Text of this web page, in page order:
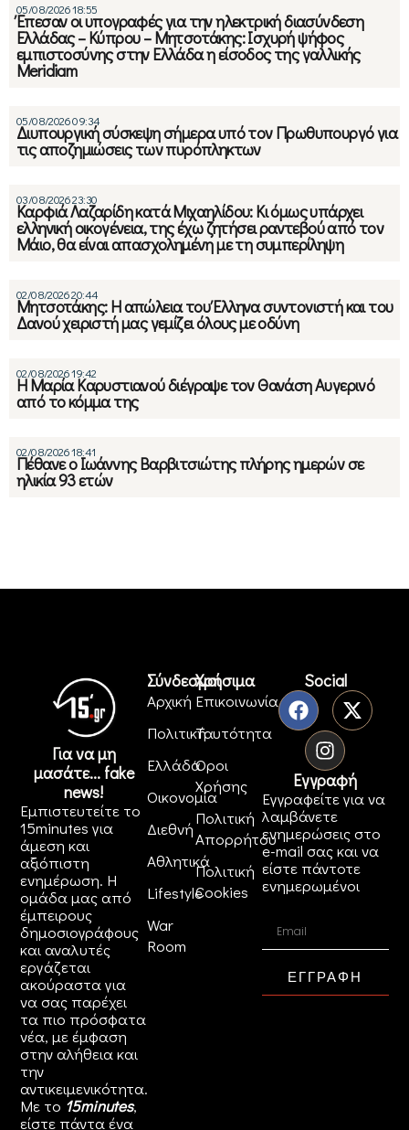
05/08/2026 18:55
Έπεσαν οι υπογραφές για την ηλεκτρική διασύνδεση
Ελλάδας – Κύπρου – Μητσοτάκης: Ισχυρή ψήφος
εμπιστοσύνης στην Ελλάδα η είσοδος της γαλλικής
Meridiam
05/08/2026 09:34
Διυπουργική σύσκεψη σήμερα υπό τον Πρωθυπουργό για
τις αποζημιώσεις των πυρόπληκτων
03/08/2026 23:30
Καρφιά Λαζαρίδη κατά Μιχαηλίδου: Κι όμως υπάρχει
ελληνική οικογένεια, της έχω ζητήσει ραντεβού από τον
Μάιο, θα είναι απασχολημένη με τη συμπερίληψη
02/08/2026 20:44
Μητσοτάκης: Η απώλεια του Έλληνα συντονιστή και του
Δανού χειριστή μας γεμίζει όλους με οδύνη
02/08/2026 19:42
Η Μαρία Καρυστιανού διέγραψε τον Θανάση Αυγερινό
από το κόμμα της
02/08/2026 18:41
Πέθανε ο Ιωάννης Βαρβιτσιώτης πλήρης ημερών σε
ηλικία 93 ετών
Για να μη
μασάτε... fake
news!
Εμπιστευτείτε το
15minutes για
άμεση και
αξιόπιστη
ενημέρωση. Η
ομάδα μας από
έμπειρους
δημοσιογράφους
και αναλυτές
εργάζεται
ακούραστα για
να σας παρέχει
τα πιο πρόσφατα
νέα, με έμφαση
στην αλήθεια και
την
αντικειμενικότητα.
Με το 15minutes,
είστε πάντα ένα
Σύνδεσμοι
Αρχική
Πολιτική
Ελλάδα
Οικονομία
Διεθνή
Αθλητικά
Lifestyle
War
Room
Χρήσιμα
Επικοινωνία
Ταυτότητα
Όροι
Χρήσης
Πολιτική
Απορρήτου
Πολιτική
Cookies
Social
Εγγραφή
Εγγραφείτε για να
λαμβάνετε
ενημερώσεις στο
e-mail σας και να
είστε πάντοτε
ενημερωμένοι
ΕΓΓΡΑΦΗ